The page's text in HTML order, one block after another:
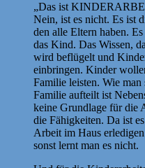
„Das ist
Nein, ist es nicht. Es ist
den alle Eltern haben.
das Kind. Das Wissen,
wird beflügelt und
einbringen. Kinder
Familie leisten. Wie
Familie aufteilt ist
keine Grundlage für die
die Fähigkeiten. Da ist
Arbeit im Haus
sonst lernt man es nicht.